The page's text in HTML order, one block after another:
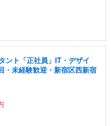
ント「正社員」IT・デザイ
・未経験歓迎・新宿区西新宿